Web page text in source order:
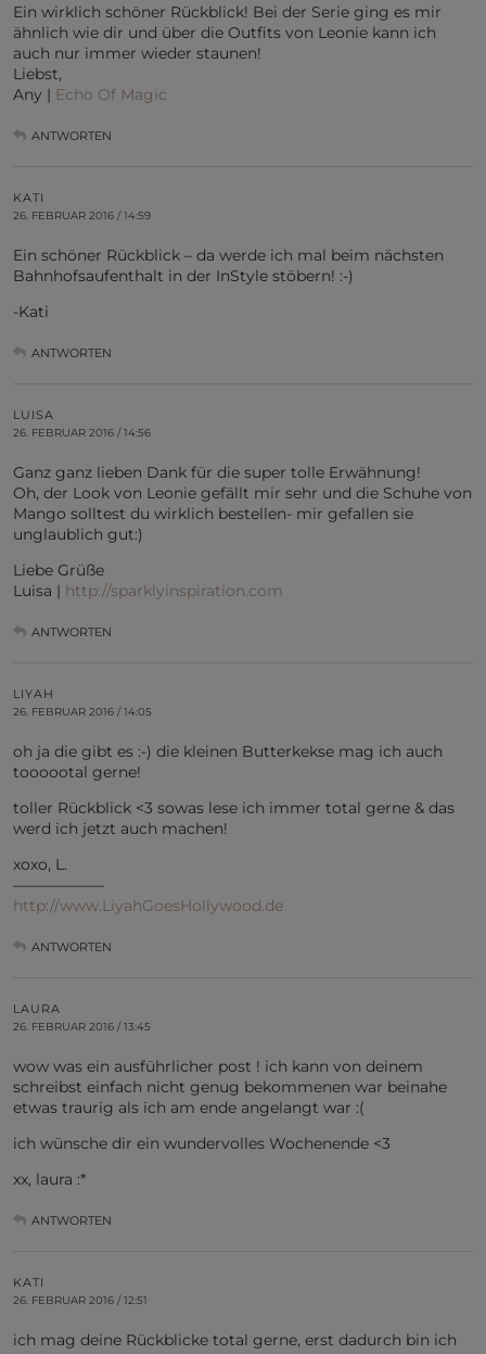
Ein wirklich schöner Rückblick! Bei der Serie ging es mir
ähnlich wie dir und über die Outfits von Leonie kann ich
auch nur immer wieder staunen!
Liebst,
Any | Echo Of Magic
ANTWORTEN
KATI
26. FEBRUAR 2016 / 14:59
Ein schöner Rückblick – da werde ich mal beim nächsten
Bahnhofsaufenthalt in der InStyle stöbern! :-)
-Kati
ANTWORTEN
LUISA
26. FEBRUAR 2016 / 14:56
Ganz ganz lieben Dank für die super tolle Erwähnung!
Oh, der Look von Leonie gefällt mir sehr und die Schuhe von
Mango solltest du wirklich bestellen- mir gefallen sie
unglaublich gut:)
Liebe Grüße
Luisa | http://sparklyinspiration.com
ANTWORTEN
LIYAH
26. FEBRUAR 2016 / 14:05
oh ja die gibt es :-) die kleinen Butterkekse mag ich auch
toooootal gerne!
toller Rückblick <3 sowas lese ich immer total gerne & das
werd ich jetzt auch machen!
xoxo, L.
——————
http://www.LiyahGoesHollywood.de
ANTWORTEN
LAURA
26. FEBRUAR 2016 / 13:45
wow was ein ausführlicher post ! ich kann von deinem
schreibst einfach nicht genug bekommenen war beinahe
etwas traurig als ich am ende angelangt war :(
ich wünsche dir ein wundervolles Wochenende <3
xx, laura :*
ANTWORTEN
KATI
26. FEBRUAR 2016 / 12:51
ich mag deine Rückblicke total gerne, erst dadurch bin ich